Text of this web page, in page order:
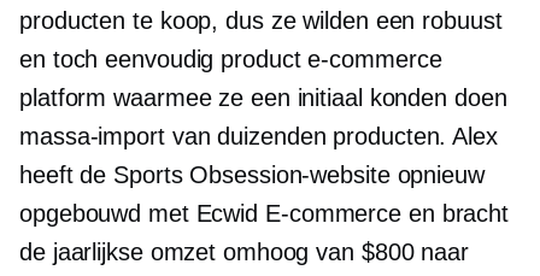
producten te koop, dus ze wilden een robuust
en toch eenvoudig producte-commerce
platform waarmee ze een initiaal konden doen
massa-importvan duizenden producten. Alex
heeft de Sports Obsession-website opnieuw
opgebouwd met Ecwid E-commerce en bracht
de jaarlijkse omzet omhoog van $800 naar